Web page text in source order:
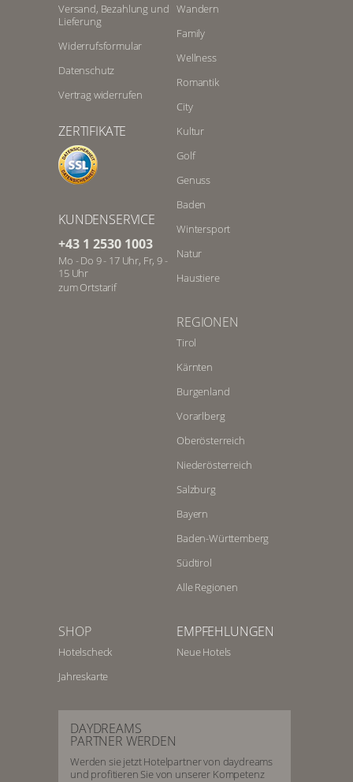
Versand, Bezahlung und
Lieferung
Widerrufsformular
Datenschutz
Vertrag widerrufen
ZERTIFIKATE
KUNDENSERVICE
+43 1 2530 1003
Mo - Do 9 - 17 Uhr, Fr, 9 -
15 Uhr
zum Ortstarif
Wandern
Family
Wellness
Romantik
City
Kultur
Golf
Genuss
Baden
Wintersport
Natur
Haustiere
REGIONEN
Tirol
Kärnten
Burgenland
Vorarlberg
Oberösterreich
Niederösterreich
Salzburg
Bayern
Baden-Württemberg
Südtirol
Alle Regionen
SHOP
Hotelscheck
Jahreskarte
EMPFEHLUNGEN
Neue Hotels
DAYDREAMS
PARTNER WERDEN
Werden sie jetzt Hotelpartner von daydreams
und profitieren Sie von unserer Kompetenz